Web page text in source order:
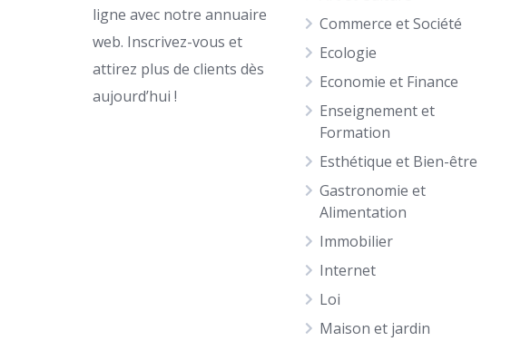
ligne avec notre annuaire
web. Inscrivez-vous et
attirez plus de clients dès
aujourd’hui !
Commerce et Société
Ecologie
Economie et Finance
Enseignement et
Formation
Esthétique et Bien-être
Gastronomie et
Alimentation
Immobilier
Internet
Loi
Maison et jardin